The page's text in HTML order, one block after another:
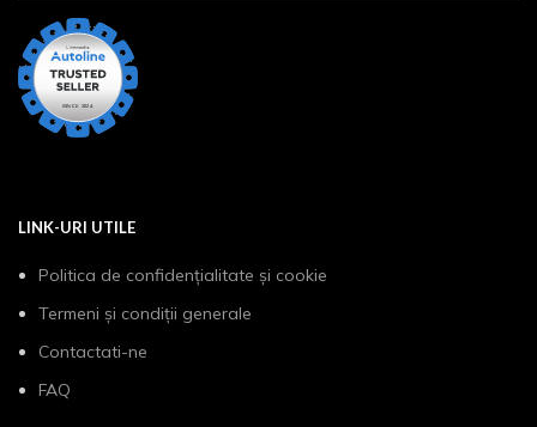
LINK-URI UTILE
Politica de confidențialitate și cookie
Termeni și condiții generale
Contactati-ne
FAQ